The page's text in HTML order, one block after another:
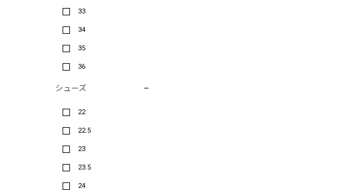
33
34
35
36
シューズ
22
22.5
23
23.5
24